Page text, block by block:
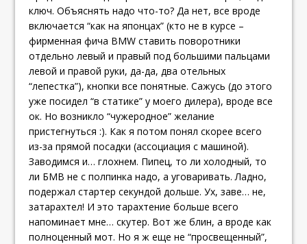
ключ. Объяснять надо что-то? Да нет, все вроде
включается “как на японцах” (кто не в курсе –
фирменная фича BMW ставить поворотники
отдельно левый и правый под большими пальцами
левой и правой руки, да-да, два отельных
“лепестка”), кнопки все понятные. Сажусь (до этого
уже посидел “в статике” у моего дилера), вроде все
ок. Но возникло “чужеродное” желание
пристегнуться :). Как я потом понял скорее всего
из-за прямой посадки (ассоциация с машиной).
Заводимся и… глохнем. Пипец, то ли холодный, то
ли БМВ не с полпинка надо, а уговаривать. Ладно,
подержал стартер секундой дольше. Ух, заве… не,
затарахтел! И это тарахтение больше всего
напоминает мне… скутер. Вот же блин, а вроде как
полноценный мот. Но я ж еще не “просвещенный”,